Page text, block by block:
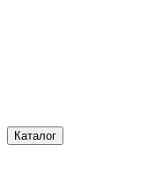
Каталог